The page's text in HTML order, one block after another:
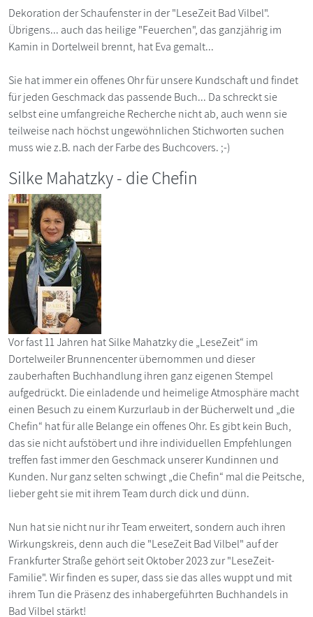
Dekoration der Schaufenster in der "LeseZeit Bad Vilbel".
Übrigens... auch das heilige "Feuerchen", das ganzjährig im
Kamin in Dortelweil brennt, hat Eva gemalt...
Sie hat immer ein offenes Ohr für unsere Kundschaft und findet
für jeden Geschmack das passende Buch... Da schreckt sie
selbst eine umfangreiche Recherche nicht ab, auch wenn sie
teilweise nach höchst ungewöhnlichen Stichworten suchen
muss wie z.B. nach der Farbe des Buchcovers. ;-)
Silke Mahatzky - die Chefin
Vor fast 11 Jahren hat Silke Mahatzky die „LeseZeit“ im
Dortelweiler Brunnencenter übernommen und dieser
zauberhaften Buchhandlung ihren ganz eigenen Stempel
aufgedrückt. Die einladende und heimelige Atmosphäre macht
einen Besuch zu einem Kurzurlaub in der Bücherwelt und „die
Chefin“ hat für alle Belange ein offenes Ohr. Es gibt kein Buch,
das sie nicht aufstöbert und ihre individuellen Empfehlungen
treffen fast immer den Geschmack unserer Kundinnen und
Kunden. Nur ganz selten schwingt „die Chefin“ mal die Peitsche,
lieber geht sie mit ihrem Team durch dick und dünn.
Nun hat sie nicht nur ihr Team erweitert, sondern auch ihren
Wirkungskreis, denn auch die "LeseZeit Bad Vilbel" auf der
Frankfurter Straße gehört seit Oktober 2023 zur "LeseZeit-
Familie". Wir finden es super, dass sie das alles wuppt und mit
ihrem Tun die Präsenz des inhabergeführten Buchhandels in
Bad Vilbel stärkt!